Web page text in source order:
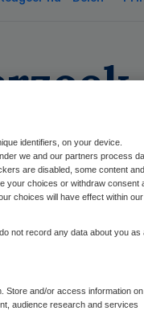
identifiers, on your device.
we and our partners process
are disabled, some content and
your choices or withdraw consent
choices will have effect within our
not record any data about you as
Store and/or access information
audience research and services